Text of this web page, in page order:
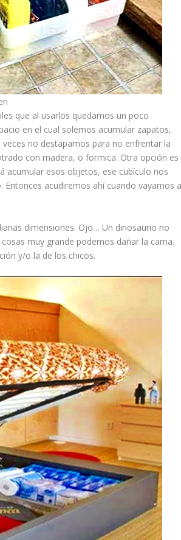
que al usarlos quedamos un poco
en el cual solemos acumular zapatos,
no destapamos para no enfrentar la
con madera, o formica. Otra opción es
acumular esos objetos, ese cubículo nos
Entonces acudiremos ahí cuando vayamos
dimensiones. Ojo… Un dinosaurio no
muy grande podemos dañar la cama.
y/o la de los chicos.